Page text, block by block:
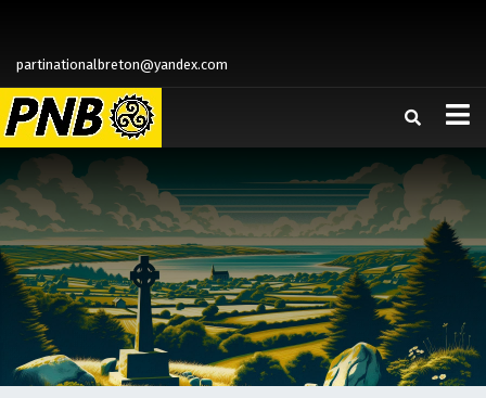
partinationalbreton@yandex.com